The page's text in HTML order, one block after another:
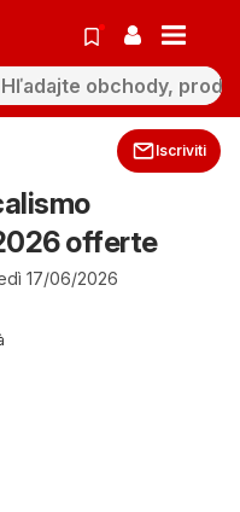
Iscriviti
offerte
17/06/2026